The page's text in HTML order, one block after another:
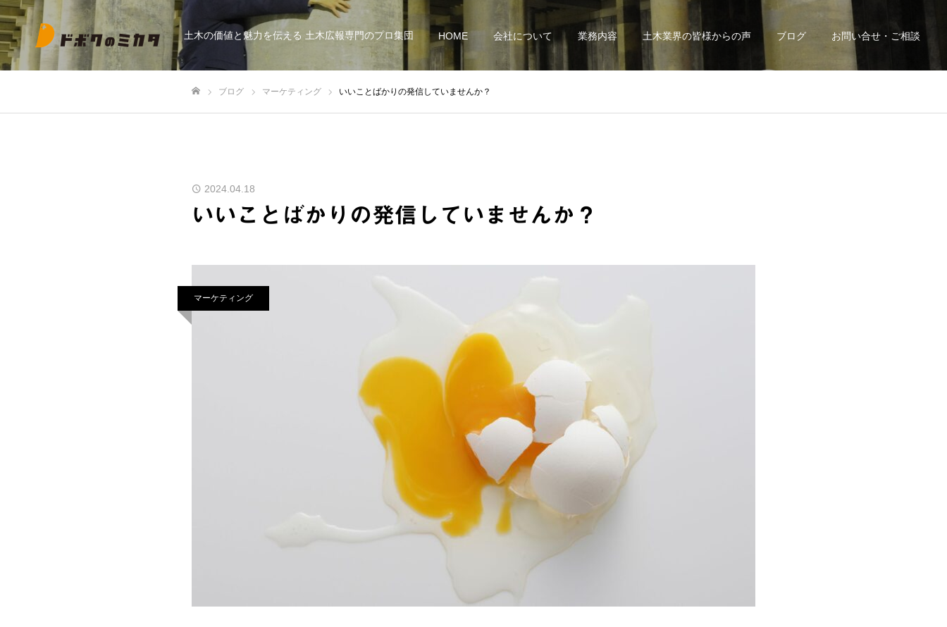
土木の価値と魅力を伝える 土木広報専門のプロ集団 HOME 会社について 業務内容 土木業界の皆様からの声 ブログ お問い合せ・ご相談
ブログ マーケティング いいことばかりの発信していませんか？
2024.04.18
いいことばかりの発信していませんか？
マーケティング